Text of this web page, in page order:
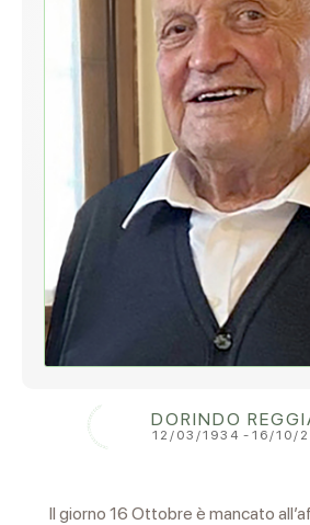
DORINDO
12/03/1934 - 16/10/
Il giorno 16 Ottobre è mancato